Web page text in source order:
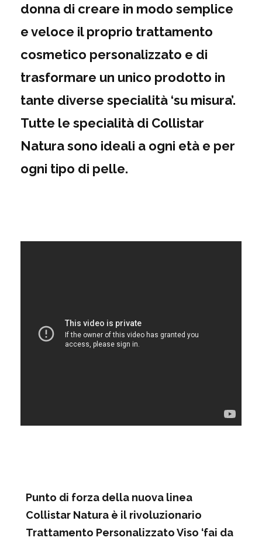
donna di creare in modo semplice
e veloce il proprio trattamento
cosmetico personalizzato e di
trasformare un unico prodotto in
tante diverse specialità ‘su misura’.
Tutte le specialità di Collistar
Natura sono ideali a ogni età e per
ogni tipo di pelle.
Punto di forza della nuova linea
Collistar Natura è il rivoluzionario
Trattamento Personalizzato Viso ‘fai da